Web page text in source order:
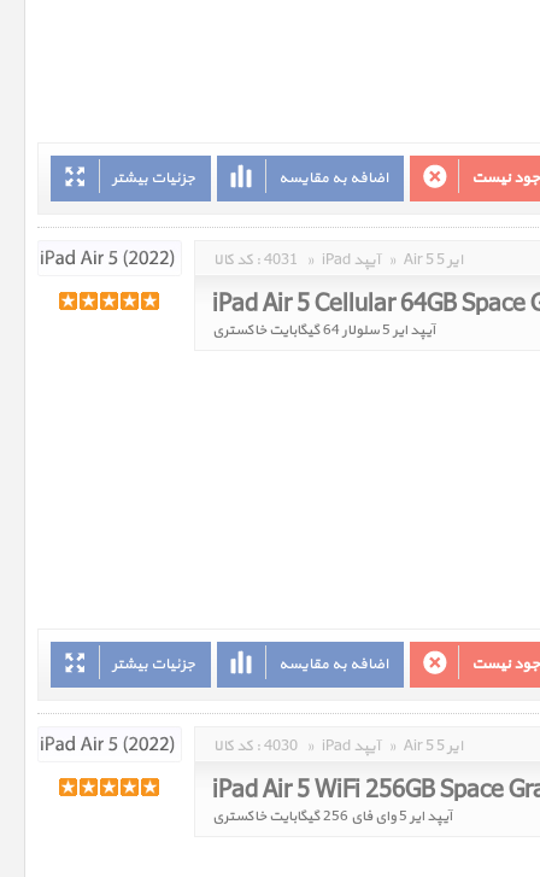
جزئیات بیشتر اضافه به مقایسه نیست
کد کالا : 4031 » iPad آیپد » Air 5 ایر 5
iPad Air 5 Cellular 64GB Space
آیپد ایر 5 سلولار 64 گیگابایت خاکستری
جزئیات بیشتر اضافه به مقایسه نیست
کد کالا : 4030 » iPad آیپد » Air 5 ایر 5
iPad Air 5 WiFi 256GB Space
آیپد ایر 5 وای فای 256 گیگابایت خاکستری